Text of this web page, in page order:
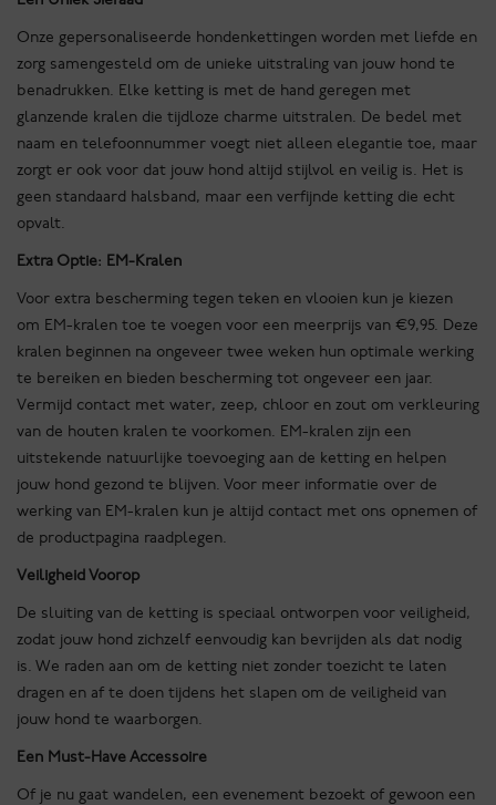
Onze gepersonaliseerde hondenkettingen worden met liefde en
zorg samengesteld om de unieke uitstraling van jouw hond te
benadrukken. Elke ketting is met de hand geregen met
glanzende kralen die tijdloze charme uitstralen. De bedel met
naam en telefoonnummer voegt niet alleen elegantie toe, maar
zorgt er ook voor dat jouw hond altijd stijlvol en veilig is. Het is
geen standaard halsband, maar een verfijnde ketting die echt
opvalt.
Extra Optie: EM-Kralen
Voor extra bescherming tegen teken en vlooien kun je kiezen
om EM-kralen toe te voegen voor een meerprijs van €9,95. Deze
kralen beginnen na ongeveer twee weken hun optimale werking
te bereiken en bieden bescherming tot ongeveer een jaar.
Vermijd contact met water, zeep, chloor en zout om verkleuring
van de houten kralen te voorkomen. EM-kralen zijn een
uitstekende natuurlijke toevoeging aan de ketting en helpen
jouw hond gezond te blijven. Voor meer informatie over de
werking van EM-kralen kun je altijd contact met ons opnemen of
de productpagina raadplegen.
Veiligheid Voorop
De sluiting van de ketting is speciaal ontworpen voor veiligheid,
zodat jouw hond zichzelf eenvoudig kan bevrijden als dat nodig
is. We raden aan om de ketting niet zonder toezicht te laten
dragen en af te doen tijdens het slapen om de veiligheid van
jouw hond te waarborgen.
Een Must-Have Accessoire
Of je nu gaat wandelen, een evenement bezoekt of gewoon een